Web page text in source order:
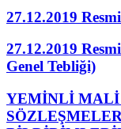
27.12.2019
27.12.2019
Genel Tebliği)
YEMİNLİ MALİ